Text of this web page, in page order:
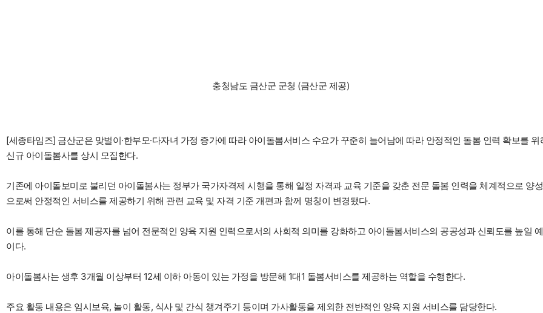
충청남도 금산군 군청 (금산군 제공)
[세종타임즈] 금산군은 맞벌이·한부모·다자녀 가정 증가에 따라 아이돌봄서비스 수요가 꾸준히 늘어남에 따라 안정적인 돌봄 인력 확보를 위
신규 아이돌봄사를 상시 모집한다.
기존에 아이돌보미로 불리던 아이돌봄사는 정부가 국가자격제 시행을 통해 일정 자격과 교육 기준을 갖춘 전문 돌봄 인력을 체계적으로 양
으로써 안정적인 서비스를 제공하기 위해 관련 교육 및 자격 기준 개편과 함께 명칭이 변경됐다.
이를 통해 단순 돌봄 제공자를 넘어 전문적인 양육 지원 인력으로서의 사회적 의미를 강화하고 아이돌봄서비스의 공공성과 신뢰도를 높일
이다.
아이돌봄사는 생후 3개월 이상부터 12세 이하 아동이 있는 가정을 방문해 1대1 돌봄서비스를 제공하는 역할을 수행한다.
주요 활동 내용은 임시보육, 놀이 활동, 식사 및 간식 챙겨주기 등이며 가사활동을 제외한 전반적인 양육 지원 서비스를 담당한다.